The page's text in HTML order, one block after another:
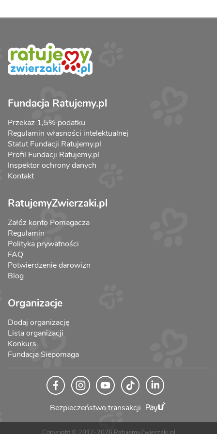
Fundacja Ratujemy.pl
Przekaż 1,5% podatku
Regulamin własności intelektualnej
Statut Fundacji Ratujemy.pl
Profil Fundacji Ratujemy.pl
Inspektor ochrony danych
Kontakt
RatujemyZwierzaki.pl
Załóż konto Pomagacza
Regulamin
Polityka prywatności
FAQ
Potwierdzenie darowizn
Blog
Organizacje
Dodaj organizację
Lista organizacji
Konkurs
Fundacja Siepomaga
Bezpieczeństwo transakcji